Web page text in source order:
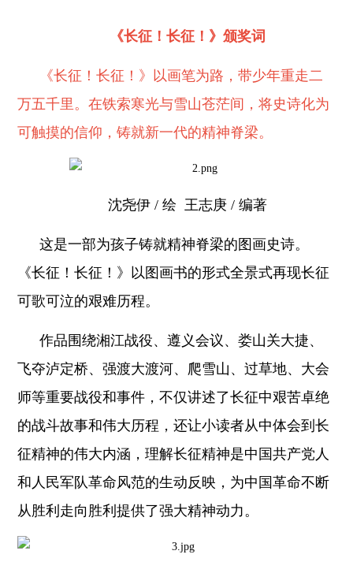
《长征！长征！》颁奖词
《长征！长征！》以画笔为路，带少年重走二
万五千里。在铁索寒光与雪山苍茫间，将史诗化为
可触摸的信仰，铸就新一代的精神脊梁。
沈尧伊 / 绘 王志庚 / 编著
这是一部为孩子铸就精神脊梁的图画史诗。
《长征！长征！》以图画书的形式全景式再现长征
可歌可泣的艰难历程。
作品围绕湘江战役、遵义会议、娄山关大捷、
飞夺泸定桥、强渡大渡河、爬雪山、过草地、大会
师等重要战役和事件，不仅讲述了长征中艰苦卓绝
的战斗故事和伟大历程，还让小读者从中体会到长
征精神的伟大内涵，理解长征精神是中国共产党人
和人民军队革命风范的生动反映，为中国革命不断
从胜利走向胜利提供了强大精神动力。